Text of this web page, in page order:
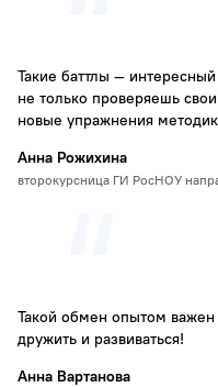
Такие баттлы —
не только проверяешь
новые упражнения
Анна Рожихина
второкурсница ГИ РосНОУ
Такой обмен опытом
дружить и развиваться!
Анна Вартанова